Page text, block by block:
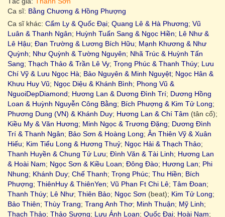
Ca sĩ: Bằng Chương & Hồng Phượng
Ca sĩ khác: Cẩm Ly & Quốc Đại; Quang Lê & Hà Phương; Vũ
Luân & Thanh Ngân; Huỳnh Tuấn Sang & Ngọc Hiền; Lê Như &
Lê Hậu; Đan Trường & Lương Bích Hữu; Mạnh Khương & Như
Quỳnh; Như Quỳnh & Tường Nguyên; Nhã Trúc & Huỳnh Tấn
Sang; Thạch Thảo & Trần Lê Vy; Trọng Phúc & Thanh Thúy; Lưu
Chí Vỹ & Lưu Ngọc Hà; Bảo Nguyên & Minh Nguyệt; Ngọc Hân &
Khưu Huy Vũ; Ngọc Diệu & Khánh Bình; Phong Vũ &
NguoiDepDiamond; Hương Lan & Dương Đình Trí; Dương Hồng
Loan & Huỳnh Nguyễn Công Bằng; Bích Phượng & Kim Tử Long;
Phương Dung (VN) & Khánh Duy; Hương Lan & Chí Tâm (tân cổ);
Kiều My & Văn Hương; Minh Ngọc & Trương Đặng; Dương Đình
Trí & Thanh Ngân; Bảo Sơn & Hoàng Long; Ân Thiên Vỹ & Xuân
Hiếu; Kim Tiểu Long & Hương Thuỷ; Ngọc Hải & Thạch Thảo;
Thanh Huyền & Chung Tử Lưu; Đình Văn & Tài Linh; Hương Lan
& Hoài Nam; Ngọc Sơn & Kiều Loan; Đông Đào; Hương Lan; Phi
Nhung; Khánh Duy; Chế Thanh; Trọng Phúc; Thu Hiền; Bích
Phượng; ThiênHuy & ThiênYen; Vũ Phan Ft Chi Lê; Tâm Đoan;
Thanh Thúy; Lê Như; Thiên Bảo; Ngọc Sơn (beat); Kim Tử Long;
Bảo Thiên; Thùy Trang; Trang Anh Thơ; Minh Thuận; Mỹ Linh;
Thạch Thảo; Thảo Sương; Lưu Ánh Loan; Quốc Đại; Hoài Nam;